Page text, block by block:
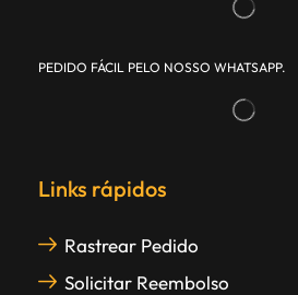
PEDIDO FÁCIL PELO NOSSO WHATSAPP.
Links rápidos
Rastrear Pedido
Solicitar Reembolso